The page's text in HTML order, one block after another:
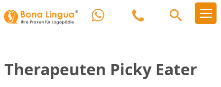
Therapeuten Picky Eater